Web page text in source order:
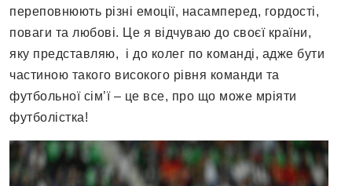
переповнюють різні емоції, насамперед, гордості,
поваги та любові. Це я відчуваю до своєї країни,
яку представляю, і до колег по команді, адже бути
частиною такого високого рівня команди та
футбольної сім’ї – це все, про що може мріяти
футболістка!